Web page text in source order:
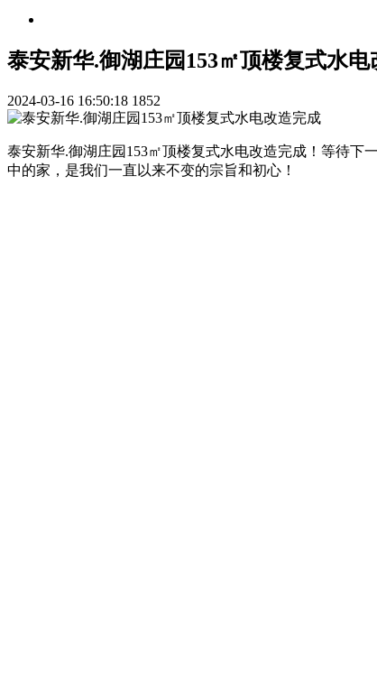
泰安新华.御湖庄园153㎡顶楼复式水电
2024-03-16 16:50:18 1852
泰安新华.御湖庄园153㎡顶楼复式水电改造完成！等待
中的家，是我们一直以来不变的宗旨和初心！